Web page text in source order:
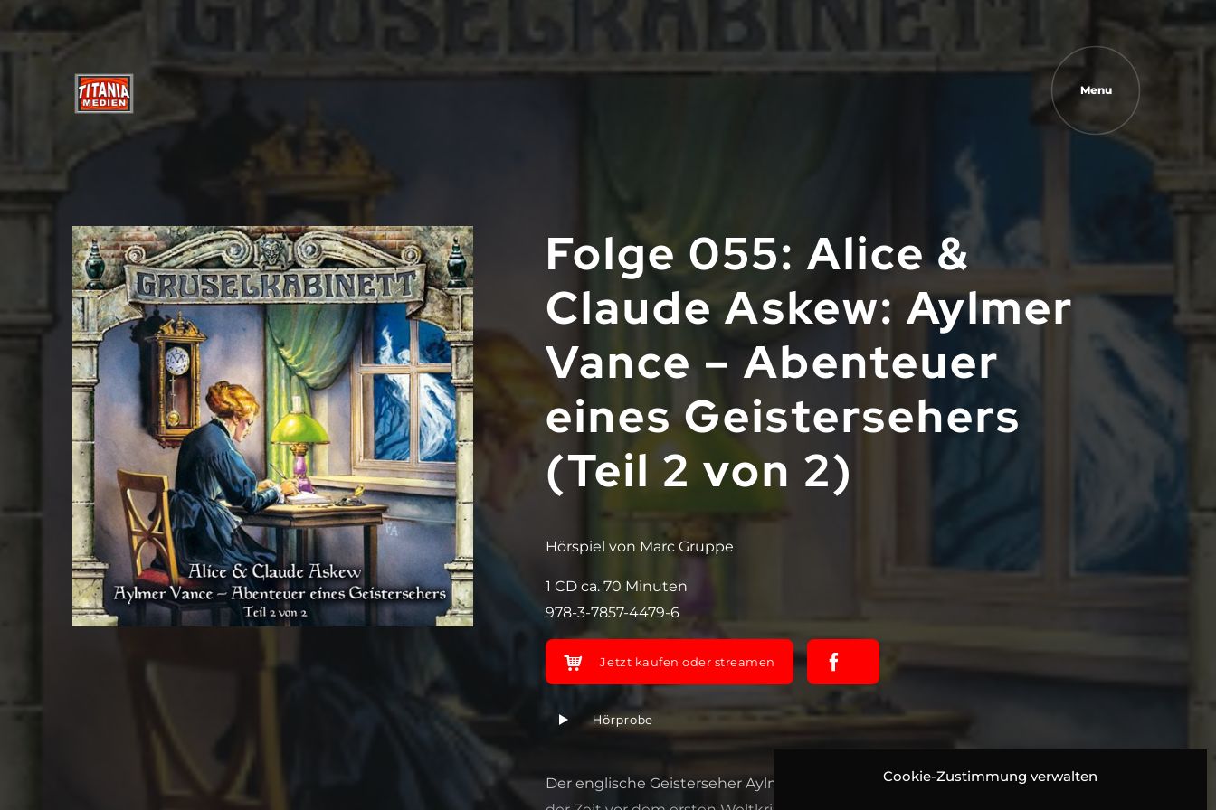
Cookie-Zustimmung verwalten
Menu
Folge 055: Alice &
Claude Askew: Aylmer
Vance – Abenteuer
eines Geistersehers
(Teil 2 von 2)
Hörspiel von Marc Gruppe
1 CD ca. 70 Minuten
978-3-7857-4479-6
Jetzt kaufen oder streamen
Hörprobe
Der englische Geisterseher Aylmer Vance und sein treuer Freund Dexter sind in